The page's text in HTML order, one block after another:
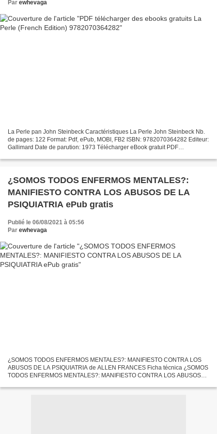
Par ewhevaga
La Perle pan John Steinbeck Caractéristiques La Perle John Steinbeck Nb.
de pages: 122 Format: Pdf, ePub, MOBI, FB2 ISBN: 9782070364282 Editeur:
Gallimard Date de parution: 1973 Télécharger eBook gratuit PDF
¿SOMOS TODOS ENFERMOS MENTALES?:
MANIFIESTO CONTRA LOS ABUSOS DE LA
PSIQUIATRIA ePub gratis
Publié le 06/08/2021 à 05:56
Par ewhevaga
¿SOMOS TODOS ENFERMOS MENTALES?: MANIFIESTO CONTRA LOS
ABUSOS DE LA PSIQUIATRIA de ALLEN FRANCES Ficha técnica ¿SOMOS
TODOS ENFERMOS MENTALES?: MANIFIESTO CONTRA LOS ABUSOS
CASTELLANO Formatos:...